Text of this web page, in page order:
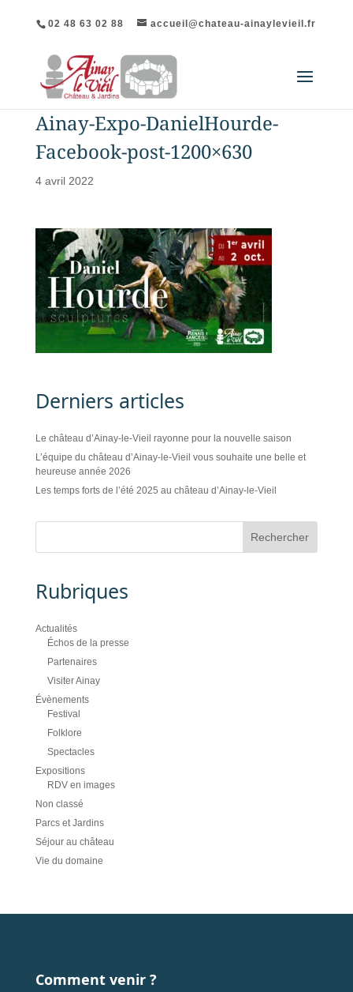
02 48 63 02 88 accueil@chateau-ainaylevieil.fr
Ainay-Expo-DanielHourde-
Facebook-post-1200×630
4 avril 2022
Derniers articles
Le château d’Ainay-le-Vieil rayonne pour la nouvelle saison
L’équipe du château d’Ainay-le-Vieil vous souhaite une belle et
heureuse année 2026
Les temps forts de l’été 2025 au château d’Ainay-le-Vieil
Rubriques
Actualités
Échos de la presse
Partenaires
Visiter Ainay
Évènements
Festival
Folklore
Spectacles
Expositions
RDV en images
Non classé
Parcs et Jardins
Séjour au château
Vie du domaine
Comment venir ?